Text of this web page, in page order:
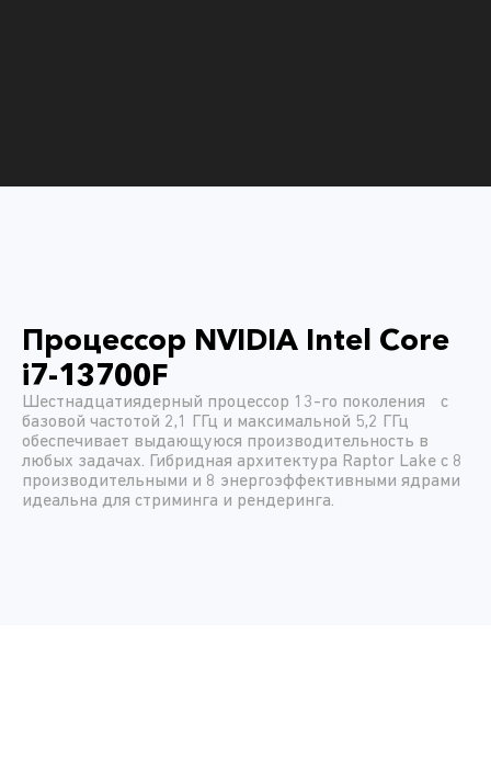
Процессор NVIDIA Intel Core
i7-13700F
Шестнадцатиядерный процессор 13-го поколения с
базовой частотой 2,1 ГГц и максимальной 5,2 ГГц
обеспечивает выдающуюся производительность в
любых задачах. Гибридная архитектура Raptor Lake с 8
производительными и 8 энергоэффективными ядрами
идеальна для стриминга и рендеринга.